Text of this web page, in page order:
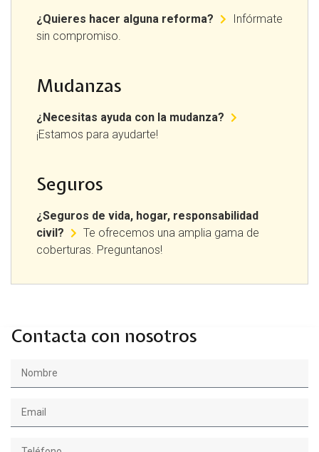
¿Quieres hacer alguna reforma?
Infórmate
sin compromiso.
Mudanzas
¿Necesitas ayuda con la mudanza?
¡Estamos para ayudarte! ​
Seguros
¿Seguros de vida, hogar, responsabilidad
civil?
Te ofrecemos una amplia gama de
coberturas. Preguntanos!
Contacta con nosotros